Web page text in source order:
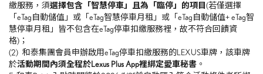
繳服務，須選擇包含「智慧停車」且為「臨停」的項目 (若僅選擇
「eTag自動儲值」或「eTag智慧停車月租」或「eTag自動儲值+ eTag智
慧停車月租」皆不包含在eTag停車扣繳服務裡，故不符合回饋資
格)；
(2) 和泰集團會員申辦啟用eTag停車扣繳服務的LEXUS車牌，該車牌
於活動期間內須全程於Lexus Plus App裡綁定愛車秘書 。